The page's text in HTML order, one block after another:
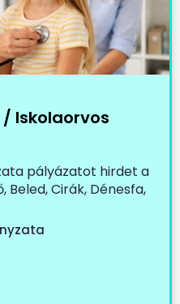
Iskolaorvos
pályázatot hirdet a
Beled, Cirák, Dénesfa,